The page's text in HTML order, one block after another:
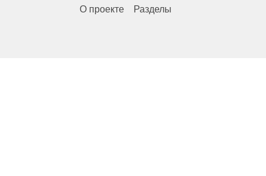
О проекте Разделы